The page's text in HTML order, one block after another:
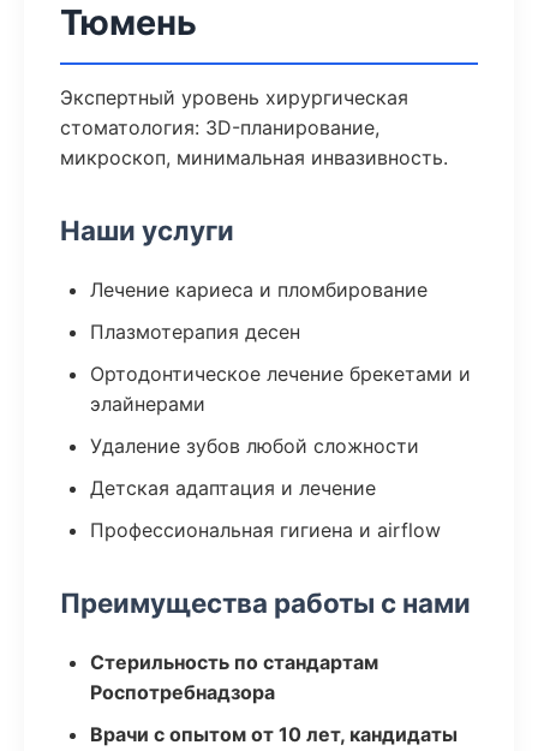
Тюмень
Экспертный уровень хирургическая
стоматология: 3D-планирование,
микроскоп, минимальная инвазивность.
Наши услуги
Лечение кариеса и пломбирование
Плазмотерапия десен
Ортодонтическое лечение брекетами и
элайнерами
Удаление зубов любой сложности
Детская адаптация и лечение
Профессиональная гигиена и airflow
Преимущества работы с нами
Стерильность по стандартам
Роспотребнадзора
Врачи с опытом от 10 лет, кандидаты